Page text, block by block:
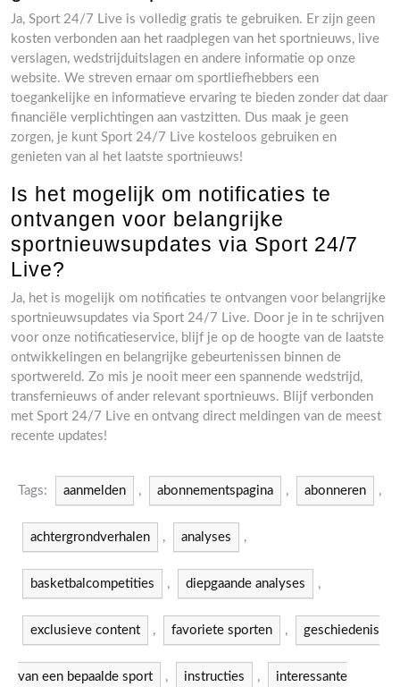
Ja, Sport 24/7 Live is volledig gratis te gebruiken. Er zijn geen
kosten verbonden aan het raadplegen van het sportnieuws, live
verslagen, wedstrijduitslagen en andere informatie op onze
website. We streven ernaar om sportliefhebbers een
toegankelijke en informatieve ervaring te bieden zonder dat daar
financiële verplichtingen aan vastzitten. Dus maak je geen
zorgen, je kunt Sport 24/7 Live kosteloos gebruiken en
genieten van al het laatste sportnieuws!
Is het mogelijk om notificaties te
ontvangen voor belangrijke
sportnieuwsupdates via Sport 24/7
Live?
Ja, het is mogelijk om notificaties te ontvangen voor belangrijke
sportnieuwsupdates via Sport 24/7 Live. Door je in te schrijven
voor onze notificatieservice, blijf je op de hoogte van de laatste
ontwikkelingen en belangrijke gebeurtenissen binnen de
sportwereld. Zo mis je nooit meer een spannende wedstrijd,
transfernieuws of ander relevant sportnieuws. Blijf verbonden
met Sport 24/7 Live en ontvang direct meldingen van de meest
recente updates!
Tags: aanmelden , abonnementspagina , abonneren ,
achtergrondverhalen , analyses ,
basketbalcompetities , diepgaande analyses ,
exclusieve content , favoriete sporten , geschiedenis
van een bepaalde sport , instructies , interessante